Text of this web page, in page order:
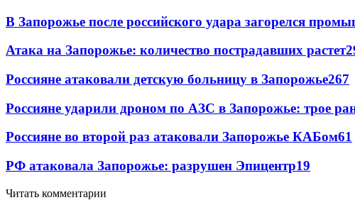
В Запорожье после российского удара загорелся
Атака на Запорожье: количество пострадавших растет
Россияне атаковали детскую больницу в Запорожье267
Россияне ударили дроном по АЗС в Запорожье: трое
Россияне во второй раз атаковали Запорожье КАБом61
РФ атаковала Запорожье: разрушен Эпицентр19
Читать комментарии